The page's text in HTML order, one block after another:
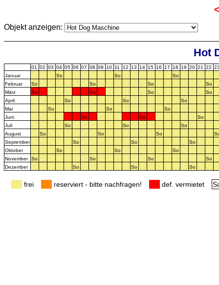
Objekt anzeigen:
Hot
01 02 03 04 05 06 07 08 09 10 11 12 13 14 15 16 17 18 19 20 21 22
Januar
So So
So
Februar
So So So
So
März
So So So
So
April
So So
So
Mai
So So
So
Juni
So So
So
Juli
So So
So
August
So So So
September
So So
So
Oktober
So So
So
November
So So So
So
Dezember
So So So
frei reserviert - bitte nachfragen! def. vermietet